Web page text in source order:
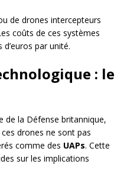
de drones intercepteurs
coûts de ces systèmes
par unité.
: le
de la Défense britannique,
drones ne sont pas
comme des UAPs. Cette
sur les implications